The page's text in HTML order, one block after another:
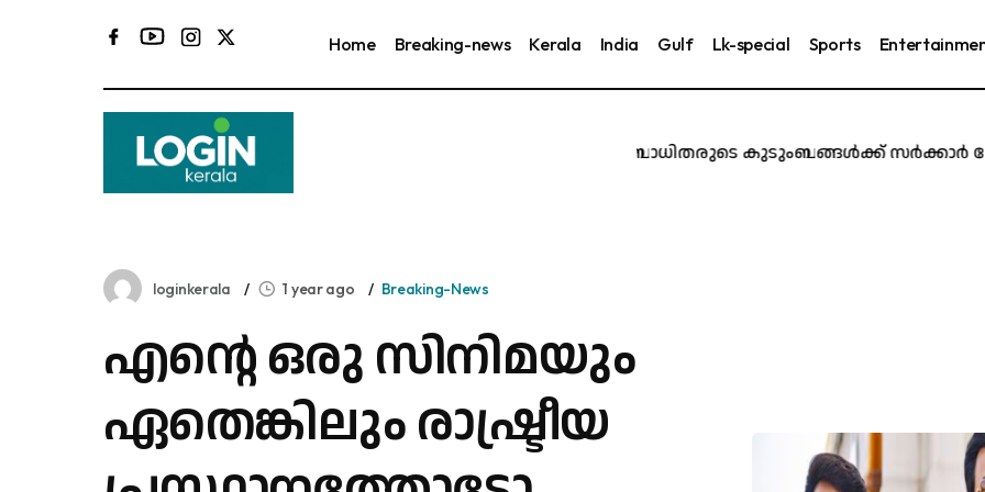
Home Breaking-news Kerala India Gulf Lk-special Sports
കരൂർ ദുരന്തബാധിതരുടെ കുടുംബങ്ങൾക്ക് സർക്കാർ ജോലി
loginkerala 1 year ago Breaking-News
എൻ്റെ ഒരു സിനിമയും
ഏതെങ്കിലും രാഷ്ട്രീയ